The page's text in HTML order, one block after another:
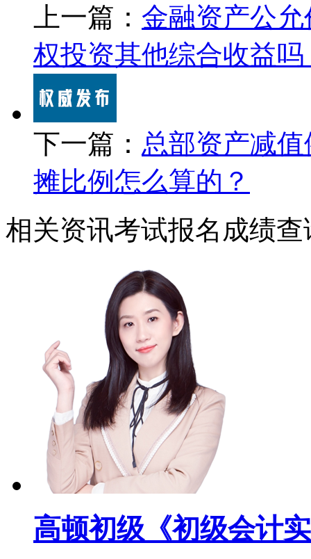
上一篇： 金融资产公
权投资其他综合收益吗
下一篇： 总部资产减
摊比例怎么算的？
相关资讯考试报名 成绩查
高顿初级《初级会计